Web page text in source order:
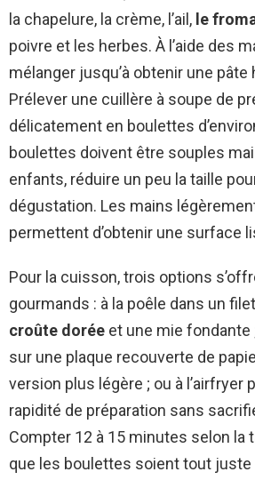
la chapelure, la crème, l’ail, le
poivre et les herbes. À l’aide des
mélanger jusqu’à obtenir une pâte
Prélever une cuillère à soupe de
délicatement en boulettes
boulettes doivent être souples
enfants, réduire un peu la taille
dégustation. Les mains
permettent d’obtenir une surface
Pour la cuisson, trois options
gourmands : à la poêle dans un
croûte dorée et une mie fondante
sur une plaque recouverte de
version plus légère ; ou à l’airfryer
rapidité de préparation sans
Compter 12 à 15 minutes selon la
que les boulettes soient tout